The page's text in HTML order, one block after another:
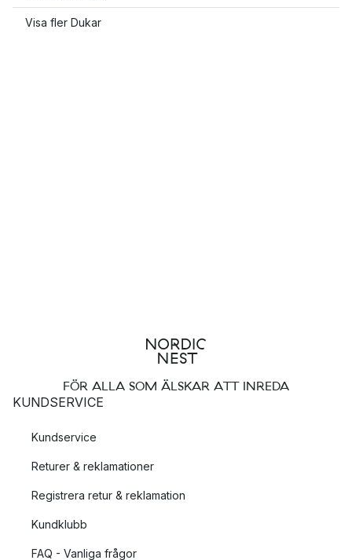
Visa fler Dukar
FÖR ALLA SOM ÄLSKAR ATT INREDA
KUNDSERVICE
Kundservice
Returer & reklamationer
Registrera retur & reklamation
Kundklubb
FAQ - Vanliga frågor